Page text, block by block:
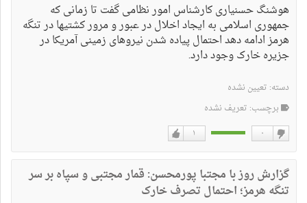
هوشنگ حسنیاری کارشناس امور نظامی گفت تا زمانی که
جمهوری اسلامی به ایجاد اخلال در عبور و مرور کشتیها در تنگه
هرمز ادامه دهد احتمال پیاده شدن نیروهای زمینی آمریکا در
جزیره خارک وجود دارد.
دسته: تعیین نشده
برچسب: تعریف نشده
۱ ۰
گزارش روز با مجتبا پورمحسن: قمار مجتبی و سپاه بر سر
تنگه هرمز؛ احتمال تصرف خارک